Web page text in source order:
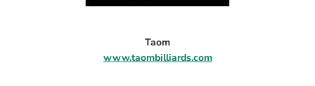
Taom
www.taombilliards.com